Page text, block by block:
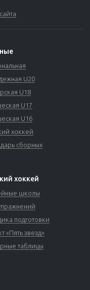
U20
U18
U17
U16
хоккей
сборных
хоккей
школы
подготовки
«Пять звезд»
таблицы